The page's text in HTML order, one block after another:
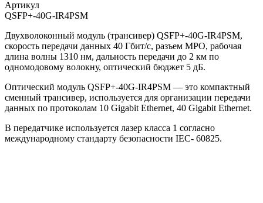
Артикул
QSFP+-40G-IR4PSM
Двухволоконный модуль (трансивер) QSFP+-40G-IR4PSM,
скорость передачи данных 40 Гбит/с, разъем MPO, рабочая
длина волны 1310 нм, дальность передачи до 2 км по
одномодовому волокну, оптический бюджет 5 дБ.
Оптический модуль QSFP+-40G-IR4PSM — это компактный
сменный трансивер, используется для организации передачи
данных по протоколам 10 Gigabit Ethernet, 40 Gigabit Ethernet.
В передатчике используется лазер класса 1 согласно
международному стандарту безопасности IEC- 60825.